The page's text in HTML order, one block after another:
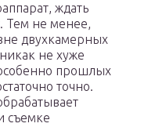
ждать
Тем не менее,
двухкамерных
не хуже
прошлых
точно.
съемке